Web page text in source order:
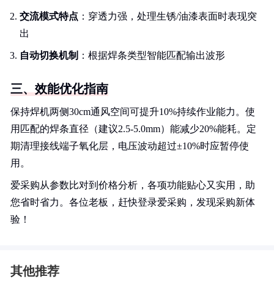
交流模式特点 ：穿透力强，处理生锈/油漆表面时表现突
出
自动切换机制 ：根据焊条类型智能匹配输出波形
三、效能优化指南
保持焊机两侧30cm通风空间可提升10%持续作业能力。使
用匹配的焊条直径（建议2.5-5.0mm）能减少20%能耗。定
期清理接线端子氧化层，电压波动超过±10%时应暂停使
用。
爱采购从参数比对到价格分析，各项功能贴心又实用，助
您省时省力。各位老板，赶快登录爱采购，发现采购新体
验！
其他推荐